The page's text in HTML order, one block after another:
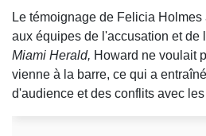
Le témoignage de Felicia
aux équipes de l'accusation et de
Miami Herald, Howard ne voulait
vienne à la barre, ce qui a
d'audience et des conflits avec